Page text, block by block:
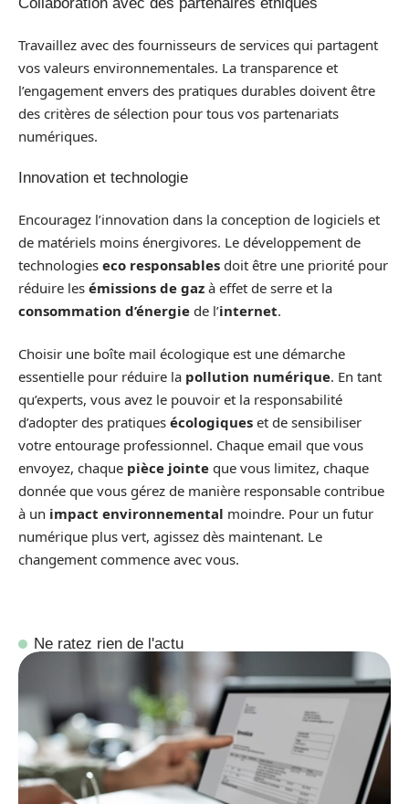
Travaillez avec des fournisseurs de services qui partagent
vos valeurs environnementales. La transparence et
l’engagement envers des pratiques durables doivent être
des critères de sélection pour tous vos partenariats
numériques.
Innovation et technologie
Encouragez l’innovation dans la conception de logiciels et
de matériels moins énergivores. Le développement de
technologies eco responsables doit être une priorité pour
réduire les émissions de gaz à effet de serre et la
consommation d’énergie de l’internet.
Choisir une boîte mail écologique est une démarche
essentielle pour réduire la pollution numérique. En tant
qu’experts, vous avez le pouvoir et la responsabilité
d’adopter des pratiques écologiques et de sensibiliser
votre entourage professionnel. Chaque email que vous
envoyez, chaque pièce jointe que vous limitez, chaque
donnée que vous gérez de manière responsable contribue
à un impact environnemental moindre. Pour un futur
numérique plus vert, agissez dès maintenant. Le
changement commence avec vous.
Ne ratez rien de l'actu